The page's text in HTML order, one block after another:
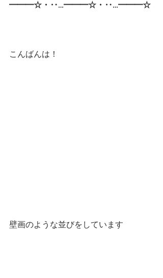
━━━☆・‥…━━━☆・‥…━━━☆
こんばんは！
壁画のような並びをしています